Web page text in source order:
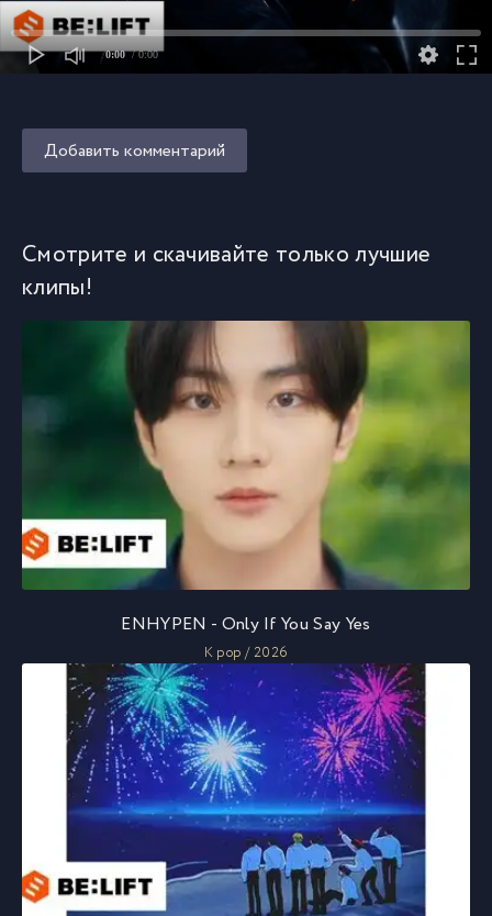
0:00 / 0:00
Добавить комментарий
Смотрите и скачивайте только лучшие
клипы!
ENHYPEN - Only If You Say Yes
K pop / 2026